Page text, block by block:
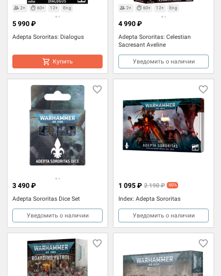
2+ 60+ 12+ Eng
Adepta Sororitas: Dialogus
5 990 ₽
Купить
2+ 60+ 12+ Eng
Adepta Sororitas: Celestian
Sacresant Aveline
4 990 ₽
Уведомить о наличии
Adepta Sororitas Dice Set
3 490 ₽
Уведомить о наличии
Index: Adepta Sororitas
1 095 ₽ 2 190 ₽ -50%
Уведомить о наличии